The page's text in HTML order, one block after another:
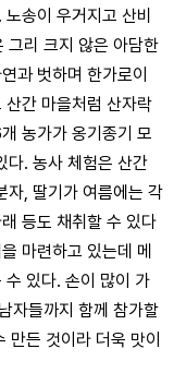
송이 우거지고 산비
그리 크지 않은 아담한
과 벗하며 한가로이
간 마을처럼 산자락
농가가 옹기종기 모
다. 농사 체험은 산간
자, 딸기가 여름에는 각
등도 채취할 수 있다
마련하고 있는데 메
수 있다. 손이 많이 가
자들까지 함께 참가할
든 것이라 더욱 맛이